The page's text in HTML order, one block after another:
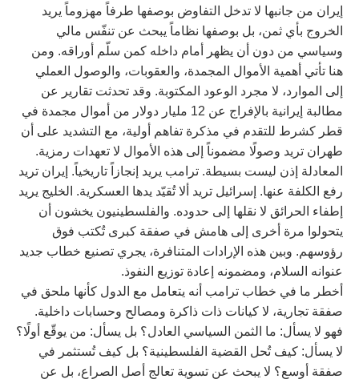
إيران من جانبها لا تدخل التفاوض بوصفها طرفاً مهزوماً يريد
الخروج بأي ثمن، بل بوصفها نظاماً يبحث عن تنفّس مالي
وسياسي من دون أن يظهر أمام داخله كمن سلّم أوراقه. ومن
هنا تأتي أهمية الأموال المجمدة، والعقوبات، والوصول العملي
إلى الموارد، لا مجرد الوعود المكتوبة. وقد تحدثت تقارير عن
مطالبة إيرانية بالإفراج عن 12 مليار دولار من أموال مجمدة في
قطر كشرط للتقدم في مذكرة تفاهم أولية، مع التشديد على أن
طهران تريد وصولًا مضموناً إلى هذه الأموال لا تعهدات رمزية.
المعادلة إذن ليست بسيطة. ترامب يريد إنجازاً تاريخياً. إيران تريد
رفع الكلفة عنها. إسرائيل تريد ألا تُقيّد يدها العسكرية. الخليج يريد
إطفاء الحرائق لا نقلها إلى حدوده. والفلسطينيون يخشون أن
يتحولوا مرة أخرى إلى هامش في صفقة كبرى تُكتب فوق
رؤوسهم. وبين هذه الإرادات المتنافرة، يجري تصنيع خطاب جديد
عنوانه السلام، ومضمونه إعادة توزيع النفوذ.
أخطر ما في خطاب ترامب أنه يتعامل مع الدول كأنها ملحق في
صفقة تجارية، لا كيانات ذات ذاكرة ومصالح وحسابات داخلية.
فهو لا يسأل: ما الثمن السياسي العادل؟ بل يسأل: من يوقّع أولًا؟
لا يسأل: كيف تُحل القضية الفلسطينية؟ بل كيف تُستثمر في
صفقة أوسع؟ لا يبحث عن تسوية تعالج أصل الصراع، بل عن